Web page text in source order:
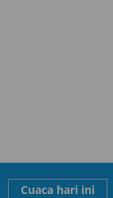
Cuaca hari ini